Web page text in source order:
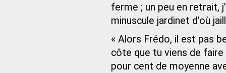
ferme ; un peu en retrait,
minuscule jardinet d’où
« Alors Frédo, il est pas
côte que tu viens de
pour cent de moyenne